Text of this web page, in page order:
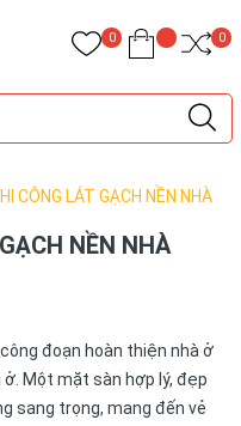
0 0
CÔNG LÁT GẠCH NỀN NHÀ
NỀN NHÀ
đoạn hoàn thiện nhà ở
Một mặt sàn hợp lý, đẹp
sang trọng, mang đến vẻ